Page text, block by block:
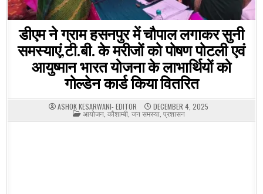
डीएम ने ग्राम हसनपुर में चौपाल लगाकर सुनी
समस्याएं,टी.बी. के मरीजों को पोषण पोटली एवं
आयुष्मान भारत योजना के लाभार्थियों को
गोल्डेन कार्ड किया वितरित
ASHOK KESARWANI- EDITOR DECEMBER 4, 2025
POSTED
IN
आयोजन, कौशाम्बी, जन समस्या, प्रशासन